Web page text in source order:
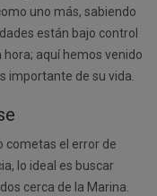
uno más, sabiendo
están bajo control
aquí hemos venido
importante de su vida.
cometas el error de
lo ideal es buscar
cerca de la Marina.